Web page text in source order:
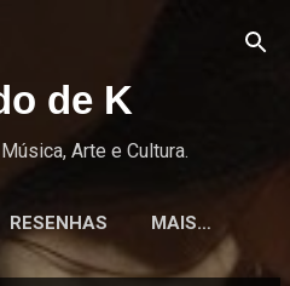
de K
Arte e Cultura.
RESENHAS MAIS…